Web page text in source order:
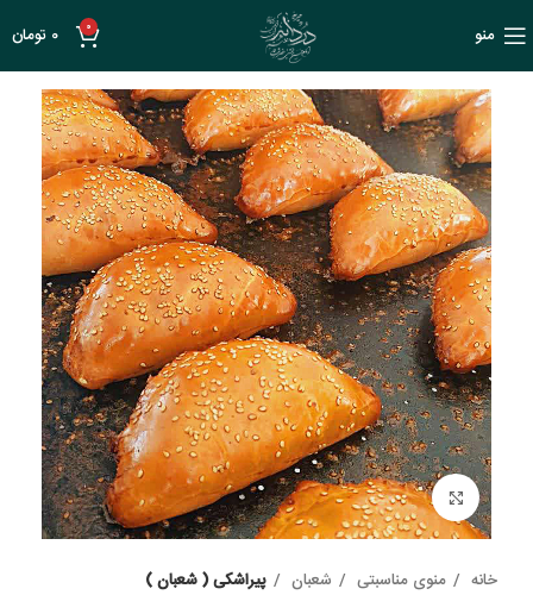
منو 0
0 تومان
بزرگنمایی تصویر
خانه منوی مناسبتی شعبان پیراشکی ( شعبان )